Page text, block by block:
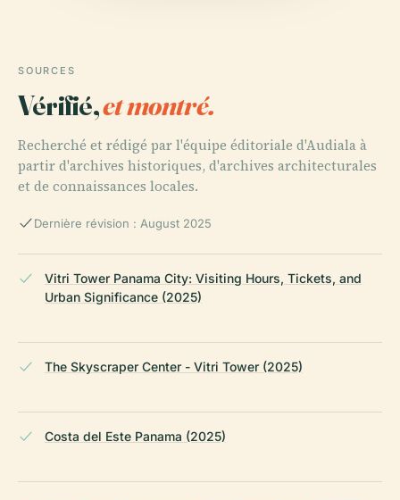
SOURCES
Vérifié,et montré.
Recherché et rédigé par l'équipe éditoriale d'Audiala à
partir d'archives historiques, d'archives architecturales
et de connaissances locales.
Dernière révision : August 2025
Vitri Tower Panama City: Visiting Hours, Tickets, and
Urban Significance (2025)
The Skyscraper Center - Vitri Tower (2025)
Costa del Este Panama (2025)